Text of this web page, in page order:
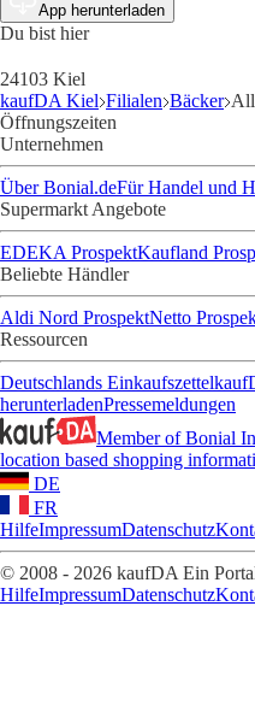
App herunterladen
Du bist hier
24103 Kiel
kaufDA Kiel Filialen Bäcker
Öffnungszeiten
Unternehmen
Über Bonial.deFür Handel und
Supermarkt Angebote
EDEKA ProspektKaufland
Beliebte Händler
Aldi Nord ProspektNetto
Ressourcen
Deutschlands Einkaufszettel
herunterladenPressemeldungen
Member of Bonial
location based shopping
DE
FR
HilfeImpressumDatenschutz
© 2008 - 2026 kaufDA Ein
HilfeImpressumDatenschutz